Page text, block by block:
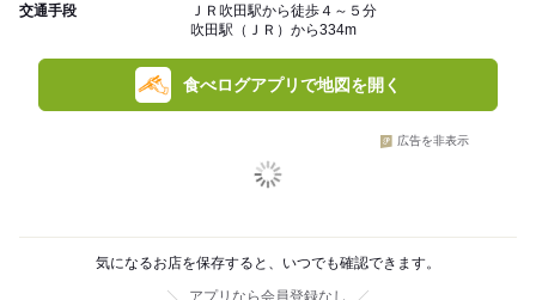
交通手段
ＪＲ吹田駅から徒歩４～５分
吹田駅（ＪＲ）から334m
食べログアプリで地図を開く
広告を非表示
気になるお店を保存すると、いつでも確認できます。